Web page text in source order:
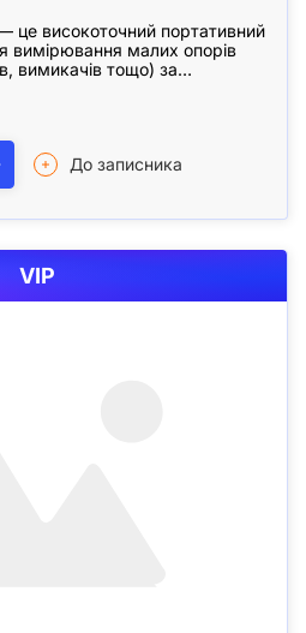
високоточний портативний
вимірювання малих опорів
вимикачів тощо) за
До записника
VIP